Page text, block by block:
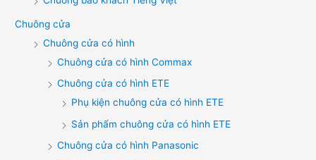
Chuông cửa
Chuông cửa có hình
Chuông cửa có hình Commax
Chuông cửa có hình ETE
Phụ kiện chuông cửa có hình ETE
Sản phẩm chuông cửa có hình ETE
Chuông cửa có hình Panasonic